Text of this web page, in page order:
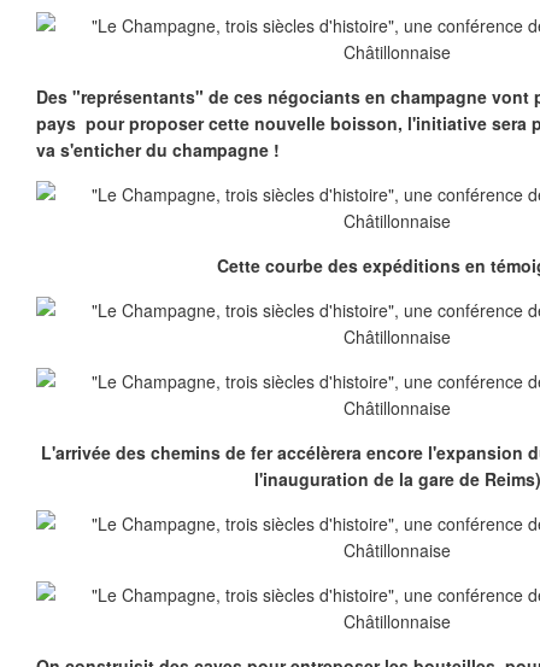
Des "représentants" de ces négociants en champagne vont
pays pour proposer cette nouvelle boisson, l'initiative sera
va s'enticher du champagne !
Cette courbe des expéditions en
L'arrivée des chemins de fer accélèrera encore l'expansion
l'inauguration de la gare de Reims)